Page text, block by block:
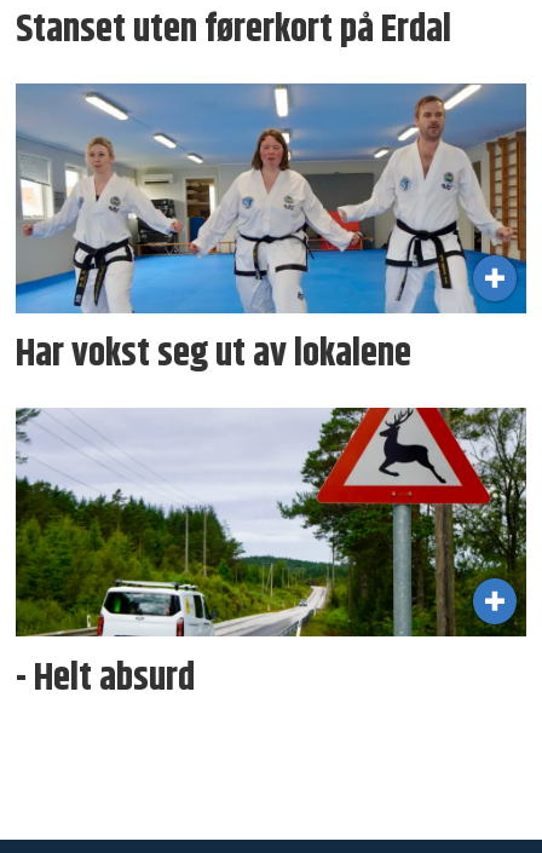
Stanset uten førerkort på Erdal
Har vokst seg ut av lokalene
- Helt absurd